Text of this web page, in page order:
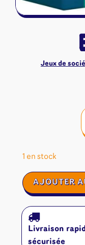
Jeux de
1 en stock
quantité
de
AJOUTER
Livraison
sécurisée